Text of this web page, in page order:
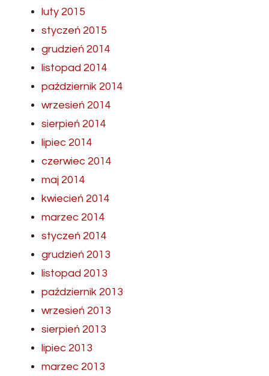
luty 2015
styczeń 2015
grudzień 2014
listopad 2014
październik 2014
wrzesień 2014
sierpień 2014
lipiec 2014
czerwiec 2014
maj 2014
kwiecień 2014
marzec 2014
styczeń 2014
grudzień 2013
listopad 2013
październik 2013
wrzesień 2013
sierpień 2013
lipiec 2013
marzec 2013